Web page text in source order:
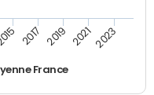
France
2017 2019 2021 2023